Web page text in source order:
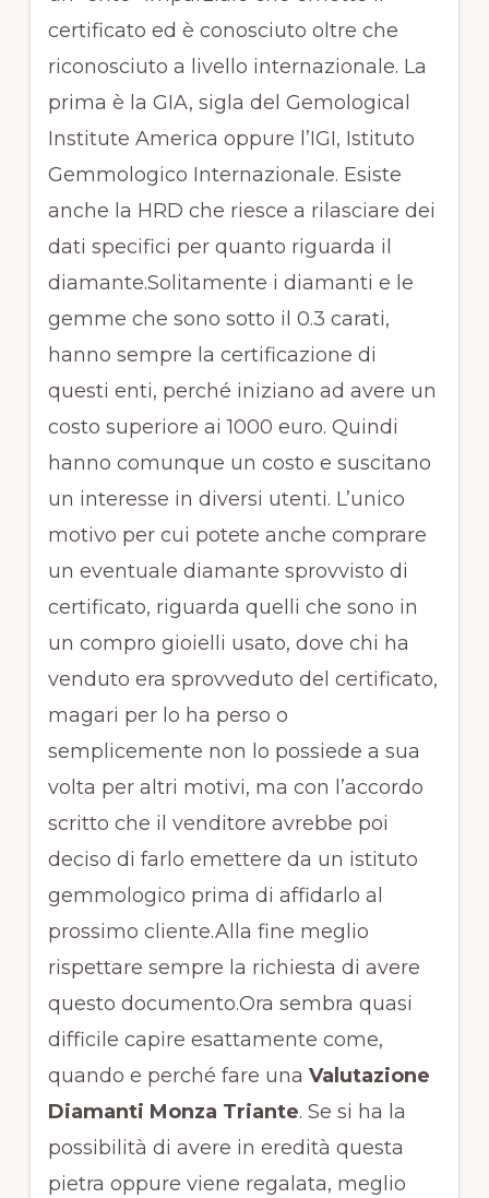
certificato ed è conosciuto oltre che
riconosciuto a livello internazionale. La
prima è la GIA, sigla del Gemological
Institute America oppure l’IGI, Istituto
Gemmologico Internazionale. Esiste
anche la HRD che riesce a rilasciare dei
dati specifici per quanto riguarda il
diamante.Solitamente i diamanti e le
gemme che sono sotto il 0.3 carati,
hanno sempre la certificazione di
questi enti, perché iniziano ad avere un
costo superiore ai 1000 euro. Quindi
hanno comunque un costo e suscitano
un interesse in diversi utenti. L’unico
motivo per cui potete anche comprare
un eventuale diamante sprovvisto di
certificato, riguarda quelli che sono in
un compro gioielli usato, dove chi ha
venduto era sprovveduto del certificato,
magari per lo ha perso o
semplicemente non lo possiede a sua
volta per altri motivi, ma con l’accordo
scritto che il venditore avrebbe poi
deciso di farlo emettere da un istituto
gemmologico prima di affidarlo al
prossimo cliente.Alla fine meglio
rispettare sempre la richiesta di avere
questo documento.Ora sembra quasi
difficile capire esattamente come,
quando e perché fare una Valutazione
Diamanti Monza Triante. Se si ha la
possibilità di avere in eredità questa
pietra oppure viene regalata, meglio